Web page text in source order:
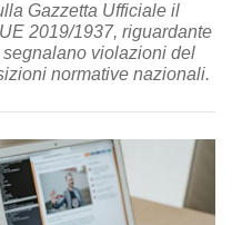
Gazzetta Ufficiale il
2019/1937, riguardante
violazioni del
normative nazionali.